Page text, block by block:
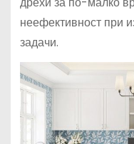
неефективност при
задачи.